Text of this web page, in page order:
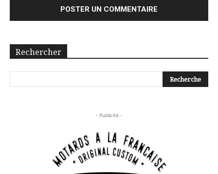
Rechercher
- Publicité -